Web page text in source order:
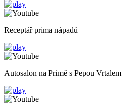
Receptář prima nápadů
Autosalon na Primě s Pepou Vrtalem